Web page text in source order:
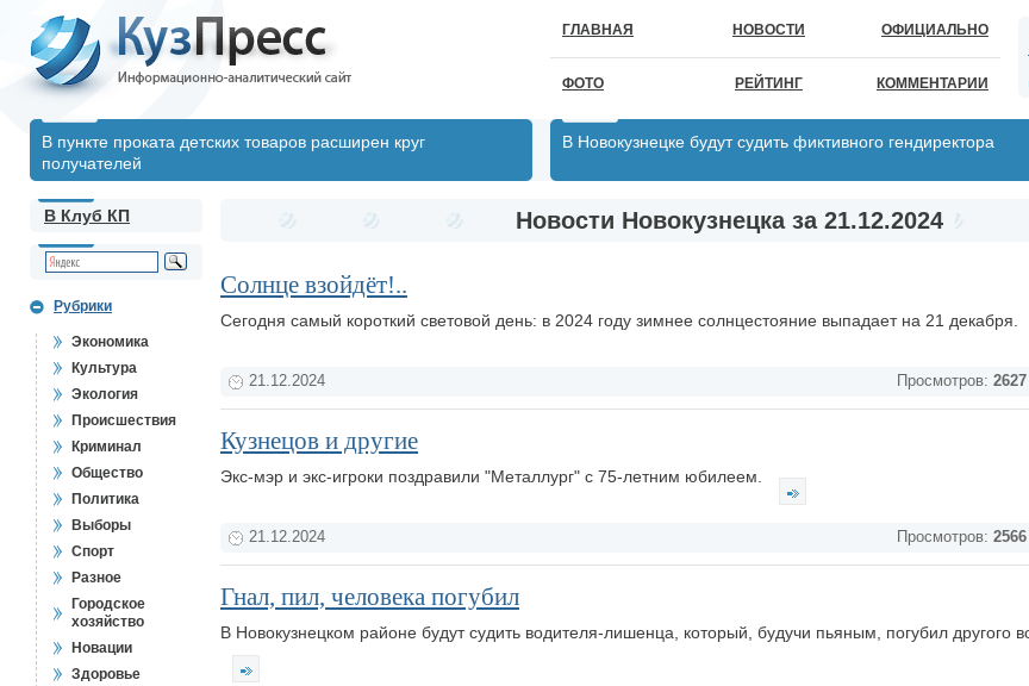
ГЛАВНАЯ НОВОСТИ ОФИЦИАЛЬНО
ФОТО РЕЙТИНГ КОММЕНТАРИИ
В пункте проката детских товаров расширен круг
получателей
В Новокузнецке будут судить фиктивного гендиректора
В Клуб КП
Рубрики
Экономика
Культура
Экология
Происшествия
Криминал
Общество
Политика
Выборы
Спорт
Разное
Городское
хозяйство
Новации
Здоровье
Новости Новокузнецка за 21.12.2024
Солнце взойдёт!..
Сегодня самый короткий световой день: в 2024 году зимнее солнцестояние выпадает на 21 декабря.
21.12.2024 Просмотров: 2627
Кузнецов и другие
Экс-мэр и экс-игроки поздравили "Металлург" с 75-летним юбилеем.
21.12.2024 Просмотров: 2566
Гнал, пил, человека погубил
В Новокузнецком районе будут судить водителя-лишенца, который, будучи пьяным, погубил другого